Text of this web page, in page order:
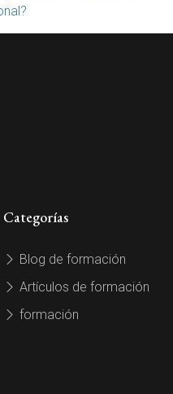
Categorías
Blog de formación
Artículos de formación
formación